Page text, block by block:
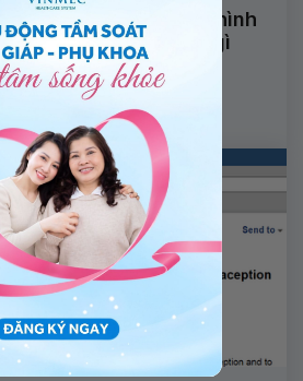
bào tuyến không điển hình
âm tính thì có bệnh gì